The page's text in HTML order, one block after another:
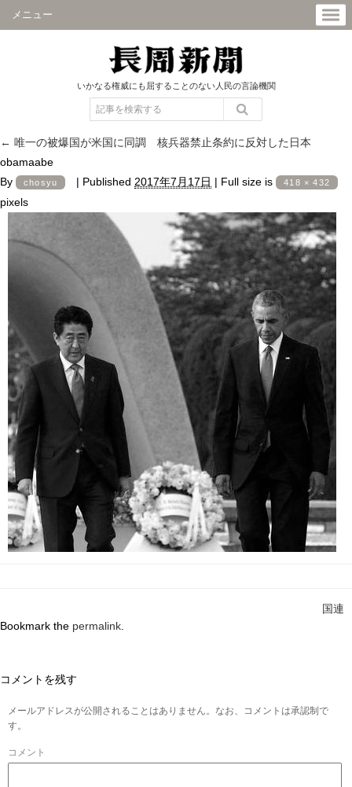
メニュー
いかなる権威にも屈することのない人民の言論機関
← 唯一の被爆国が米国に同調 核兵器禁止条約に反対した日本
obamaabe
By
chosyu | Published 2017年7月17日 | Full size is 418 × 432
pixels
国連
Bookmark the permalink
コメントを残す
メールアドレスが公開されることはありません。なお、コメントは承認制で
す。
コメント